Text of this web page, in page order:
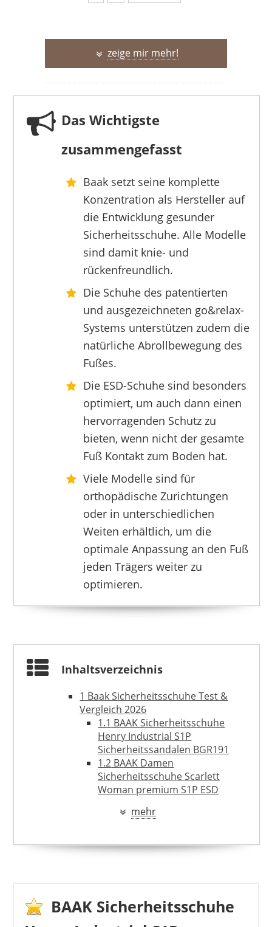
zeige mir mehr!
Das Wichtigste
zusammengefasst
Baak setzt seine komplette
Konzentration als Hersteller auf
die Entwicklung gesunder
Sicherheitsschuhe. Alle Modelle
sind damit knie- und
rückenfreundlich.
Die Schuhe des patentierten
und ausgezeichneten go&relax-
Systems unterstützen zudem die
natürliche Abrollbewegung des
Fußes.
Die ESD-Schuhe sind besonders
optimiert, um auch dann einen
hervorragenden Schutz zu
bieten, wenn nicht der gesamte
Fuß Kontakt zum Boden hat.
Viele Modelle sind für
orthopädische Zurichtungen
oder in unterschiedlichen
Weiten erhältlich, um die
optimale Anpassung an den Fuß
jeden Trägers weiter zu
optimieren.
Inhaltsverzeichnis
1 Baak Sicherheitsschuhe Test &
Vergleich 2026
1.1 BAAK Sicherheitsschuhe
Henry Industrial S1P
Sicherheitssandalen BGR191
1.2 BAAK Damen
Sicherheitsschuhe Scarlett
Woman premium S1P ESD
S1P““““Rick2″“““ Go and Relax
Sicherheitsschuhen?
2.3Sohlentechnologien –
unterschiedliche Ansprüche
2.3.1
Welche
mehr
BAAK Sicherheitsschuhe